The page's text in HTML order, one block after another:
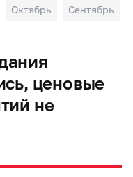
Октябрь Сентябрь
ценовые
не